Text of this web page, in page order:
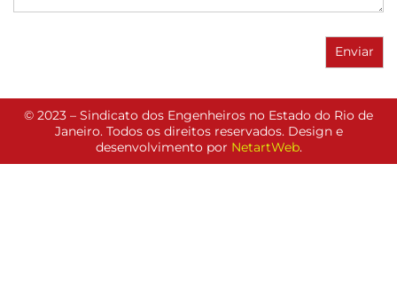
© 2023 – Sindicato dos Engenheiros no Estado do Rio de
Janeiro. Todos os direitos reservados. Design e
desenvolvimento por NetartWeb.